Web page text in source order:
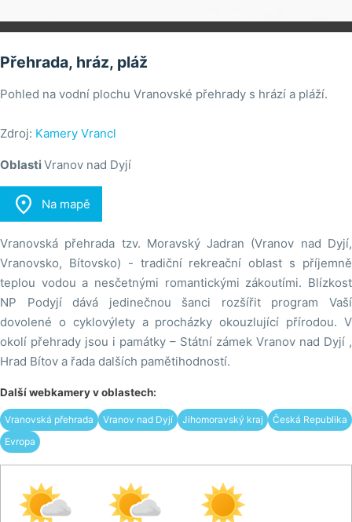
Přehrada, hráz, pláž
Pohled na vodní plochu Vranovské přehrady s hrází a pláží.
Zdroj: Kamery Vrancl
OblastiVranov nad Dyjí
 Na mapě
Vranovská přehrada tzv. Moravský Jadran (Vranov nad Dyjí,
Vranovsko, Bítovsko) - tradiční rekreační oblast s příjemně
teplou vodou a nesčetnými romantickými zákoutími. Blízkost
NP Podyjí dává jedinečnou šanci rozšířit program Vaší
dovolené o cyklovýlety a procházky okouzlující přírodou. V
okolí přehrady jsou i památky – Státní zámek Vranov nad Dyjí ,
Hrad Bítov a řada dalších pamětihodností.
Další webkamery v oblastech:
Vranovská přehrada Vranov nad Dyjí Jihomoravský kraj
Česká Republika
Evropa